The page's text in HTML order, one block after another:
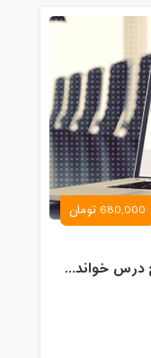
680,000 تومان
کارگاه آموزش روش های صحیح درس خواندن همراه با یادگیری بدون فراموشی